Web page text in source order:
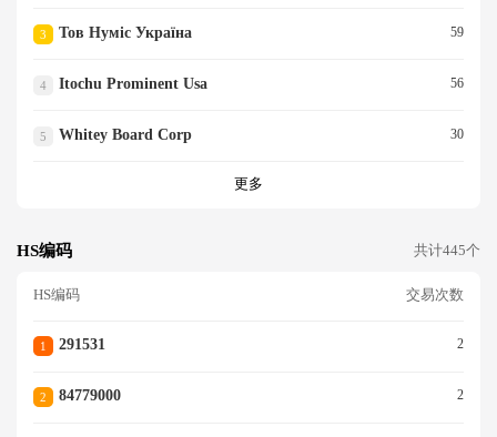
3 Тов Нуміс Україна 59
4 Itochu Prominent Usa 56
5 Whitey Board Corp 30
更多
HS编码 共计445个
HS编码 交易次数
1 291531 2
2 84779000 2